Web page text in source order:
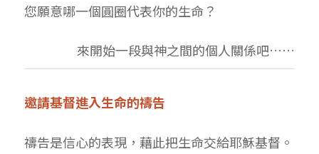
您願意哪一個圓圈代表你的生命？
來開始一段與神之間的個人關係吧……
邀請基督進入生命的禱告
禱告是信心的表現，藉此把生命交給耶穌基督。